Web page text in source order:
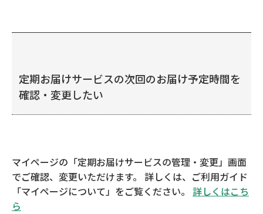
定期お届けサービスの次回のお届け予定時間を
確認・変更したい
マイページの「定期お届けサービスの管理・変更」画面
でご確認、変更いただけます。 詳しくは、ご利用ガイド
「マイページについて」をご覧ください。 詳しくはこち
ら